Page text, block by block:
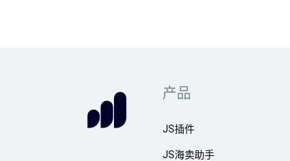
产品
JS插件
JS海卖助手